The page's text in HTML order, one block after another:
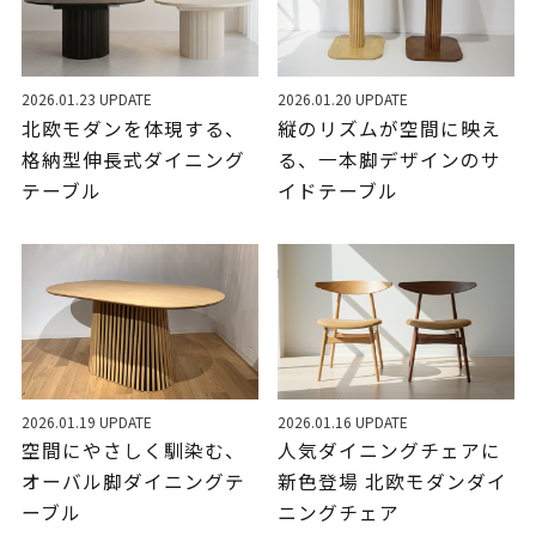
2026.01.23 UPDATE
北欧モダンを体現する、
格納型伸長式ダイニング
テーブル
2026.01.20 UPDATE
縦のリズムが空間に映え
る、一本脚デザインのサ
イドテーブル
2026.01.19 UPDATE
空間にやさしく馴染む、
オーバル脚ダイニングテ
ーブル
2026.01.16 UPDATE
人気ダイニングチェアに
新色登場 北欧モダンダイ
ニングチェア